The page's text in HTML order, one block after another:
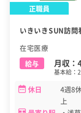
正職員
いきいきSUN訪
在宅医療
給与
月収：
基本給：
休日
4週8
上